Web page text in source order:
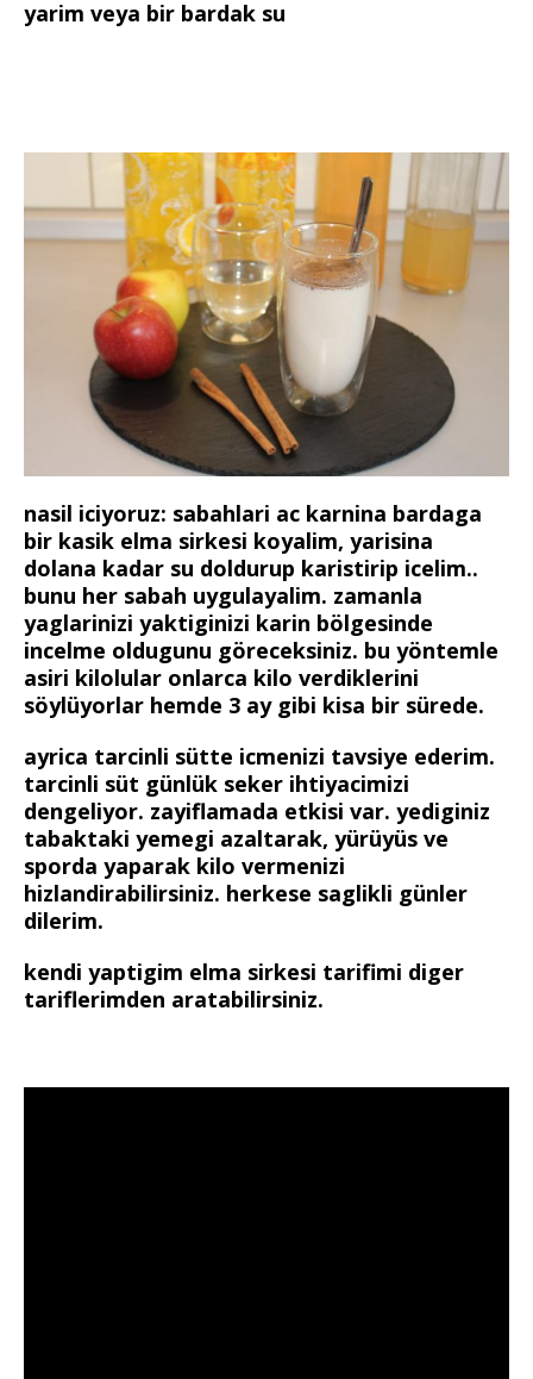
yarim veya bir bardak su
nasil iciyoruz: sabahlari ac karnina bardaga
bir kasik elma sirkesi koyalim, yarisina
dolana kadar su doldurup karistirip icelim..
bunu her sabah uygulayalim. zamanla
yaglarinizi yaktiginizi karin bölgesinde
incelme oldugunu göreceksiniz. bu yöntemle
asiri kilolular onlarca kilo verdiklerini
söylüyorlar hemde 3 ay gibi kisa bir sürede.
ayrica tarcinli sütte icmenizi tavsiye ederim.
tarcinli süt günlük seker ihtiyacimizi
dengeliyor. zayiflamada etkisi var. yediginiz
tabaktaki yemegi azaltarak, yürüyüs ve
sporda yaparak kilo vermenizi
hizlandirabilirsiniz. herkese saglikli günler
dilerim.
kendi yaptigim elma sirkesi tarifimi diger
tariflerimden aratabilirsiniz.